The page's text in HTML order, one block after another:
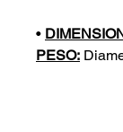
•
PESO: